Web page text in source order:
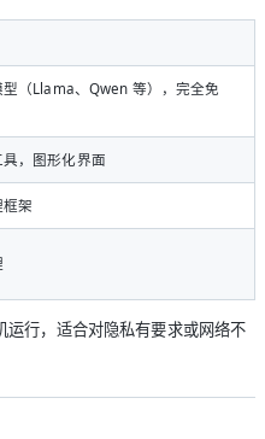
（Llama、Qwen 等），完全免
，图形化界面
架
运行，适合对隐私有要求或网络不